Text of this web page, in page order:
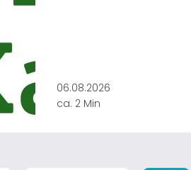
06.08.2026
ca. 2 Min